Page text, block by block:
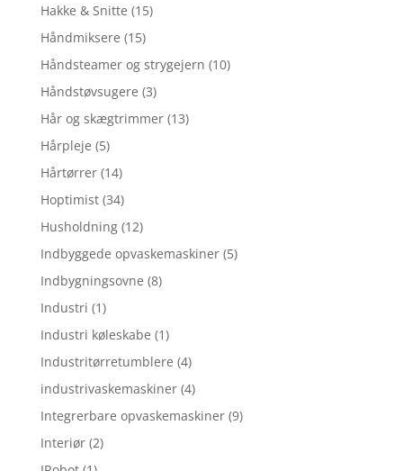
Hakke & Snitte (15)
Håndmiksere (15)
Håndsteamer og strygejern (10)
Håndstøvsugere (3)
Hår og skægtrimmer (13)
Hårpleje (5)
Hårtørrer (14)
Hoptimist (34)
Husholdning (12)
Indbyggede opvaskemaskiner (5)
Indbygningsovne (8)
Industri (1)
Industri køleskabe (1)
Industritørretumblere (4)
industrivaskemaskiner (4)
Integrerbare opvaskemaskiner (9)
Interiør (2)